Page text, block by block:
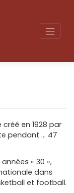
créé en 1928 par
pendant … 47
« 30 »,
dans
et football.